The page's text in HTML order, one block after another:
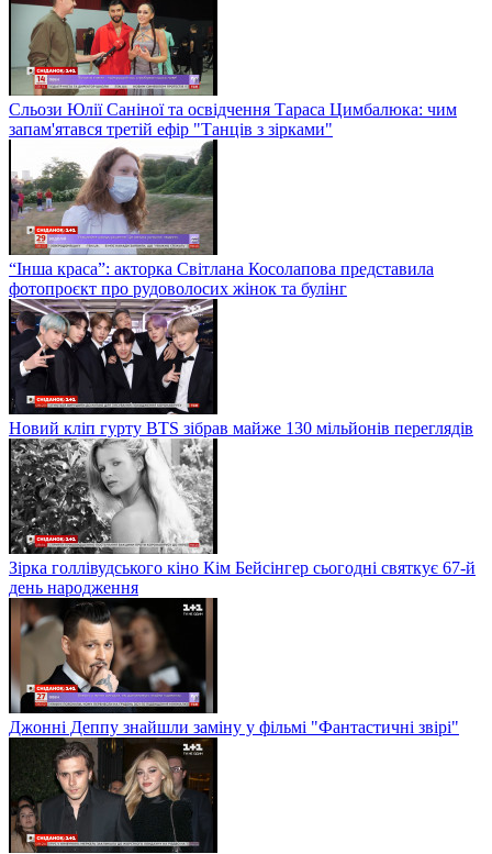
Сльози Юлії Саніної та освідчення Тараса Цимбалюка: чим
запам'ятався третій ефір "Танців з зірками"
“Інша краса”: акторка Світлана Косолапова представила
фотопроєкт про рудоволосих жінок та булінг
Новий кліп гурту BTS зібрав майже 130 мільйонів переглядів
Зірка голлівудського кіно Кім Бейсінгер сьогодні святкує 67-й
день народження
Джонні Деппу знайшли заміну у фільмі "Фантастичні звірі"